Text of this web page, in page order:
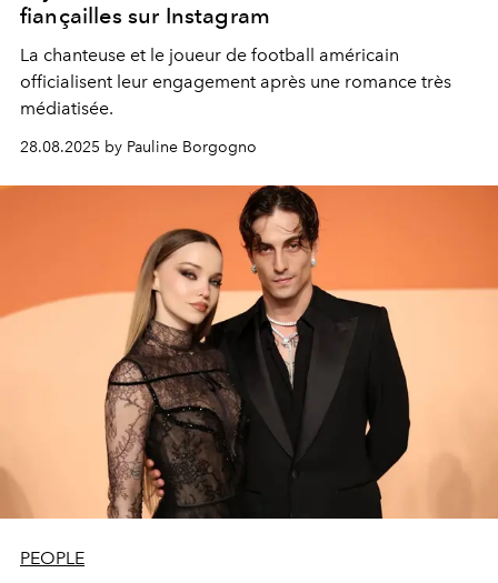
fiançailles sur Instagram
La chanteuse et le joueur de football américain
officialisent leur engagement après une romance très
médiatisée.
28.08.2025 by Pauline Borgogno
PEOPLE